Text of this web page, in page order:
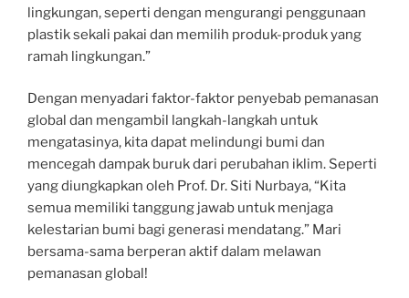
lingkungan, seperti dengan mengurangi penggunaan
plastik sekali pakai dan memilih produk-produk yang
ramah lingkungan.”
Dengan menyadari faktor-faktor penyebab pemanasan
global dan mengambil langkah-langkah untuk
mengatasinya, kita dapat melindungi bumi dan
mencegah dampak buruk dari perubahan iklim. Seperti
yang diungkapkan oleh Prof. Dr. Siti Nurbaya, “Kita
semua memiliki tanggung jawab untuk menjaga
kelestarian bumi bagi generasi mendatang.” Mari
bersama-sama berperan aktif dalam melawan
pemanasan global!